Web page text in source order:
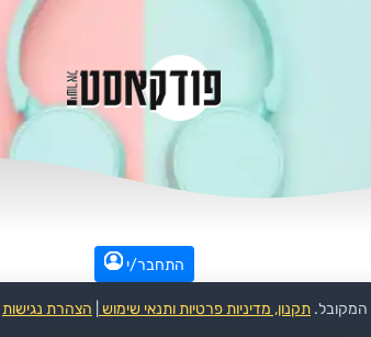
התחבר/י
המקובל. תקנון, מדיניות פרטיות ותנאי שימוש הצהרת נגישות